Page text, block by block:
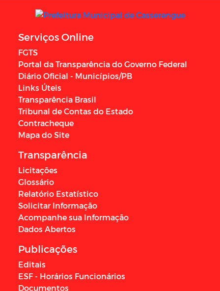
Serviços Online
FGTS
Portal da Transparência do Governo Federal
Diário Oficial - Municípios/PB
Links Úteis
Transparência Brasil
Tribunal de Contas do Estado
Contracheque
Mapa do Site
Transparência
Licitações
Glossário
Relatório Estatístico
Solicitar Informação
Acompanhe sua Informação
Dados Abertos
Publicações
Editais
ESF - Horários Funcionários
Documentos